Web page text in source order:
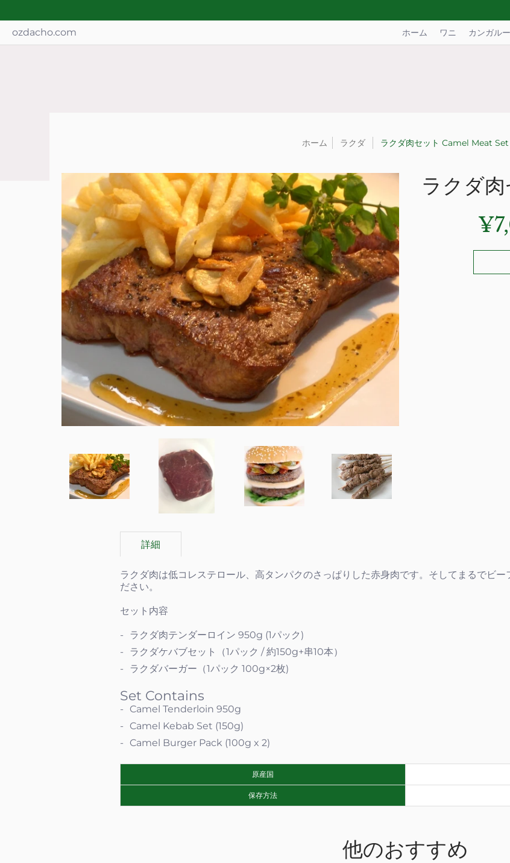
ozdacho.com ホーム ワニ カンガルー
ホーム ラクダ ラクダ肉セット Camel Meat Set
ラクダ
詳細
ラクダ肉は低コレステロール、高タンパクのさっぱりした赤身肉です。そしてまるでビー
ださい。
セット内容
ラクダ肉テンダーロイン 950g (1パック)
ラクダケバブセット（1パック / 約150g+串10本）
ラクダバーガー（1パック 100g×2枚)
Set Contains
Camel Tenderloin 950g
Camel Kebab Set (150g)
Camel Burger Pack (100g x 2)
原産国
保存方法
他のおすすめ